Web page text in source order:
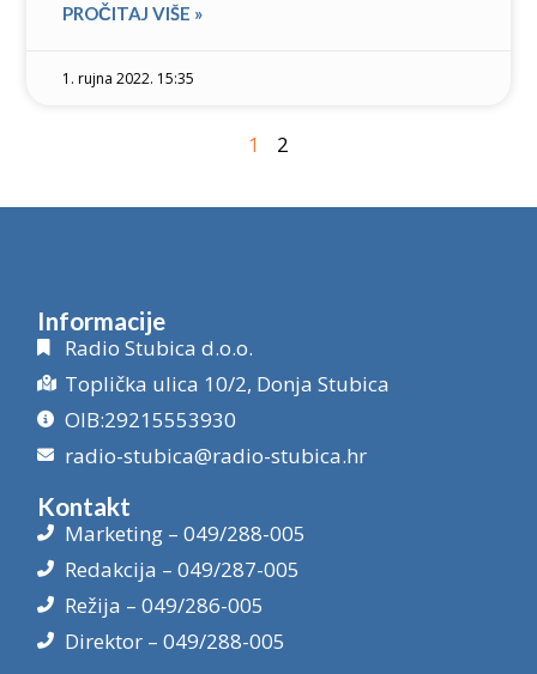
PROČITAJ VIŠE »
1. rujna 2022. 15:35
1 2
Informacije
Radio Stubica d.o.o.
Toplička ulica 10/2, Donja Stubica
OIB:29215553930
radio-stubica@radio-stubica.hr
Kontakt
Marketing – 049/288-005
Redakcija – 049/287-005
Režija – 049/286-005
Direktor – 049/288-005